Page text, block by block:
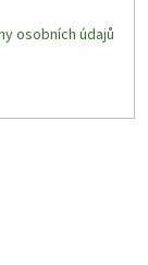
osobních údajů